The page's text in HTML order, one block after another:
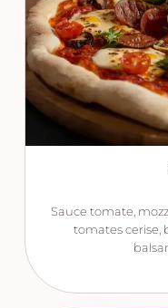
Sauce tomate,
tomates cerise,